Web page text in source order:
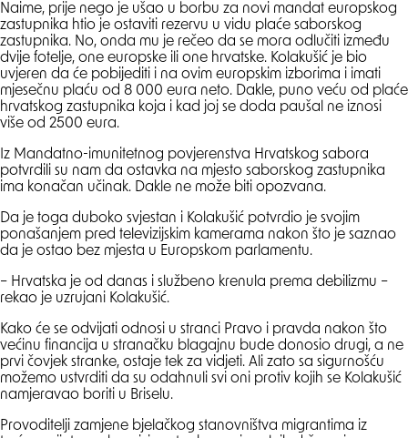
Naime, prije nego je ušao u borbu za novi mandat europskog
zastupnika htio je ostaviti rezervu u vidu plaće saborskog
zastupnika. No, onda mu je rečeo da se mora odlučiti između
dvije fotelje, one europske ili one hrvatske. Kolakušić je bio
uvjeren da će pobijediti i na ovim europskim izborima i imati
mjesečnu plaću od 8 000 eura neto. Dakle, puno veću od plaće
hrvatskog zastupnika koja i kad joj se doda paušal ne iznosi
više od 2500 eura.
Iz Mandatno-imunitetnog povjerenstva Hrvatskog sabora
potvrdili su nam da ostavka na mjesto saborskog zastupnika
ima konačan učinak. Dakle ne može biti opozvana.
Da je toga duboko svjestan i Kolakušić potvrdio je svojim
ponašanjem pred televizijskim kamerama nakon što je saznao
da je ostao bez mjesta u Europskom parlamentu.
– Hrvatska je od danas i službeno krenula prema debilizmu –
rekao je uzrujani Kolakušić.
Kako će se odvijati odnosi u stranci Pravo i pravda nakon što
većinu financija u stranačku blagajnu bude donosio drugi, a ne
prvi čovjek stranke, ostaje tek za vidjeti. Ali zato sa sigurnošću
možemo ustvrditi da su odahnuli svi oni protiv kojih se Kolakušić
namjeravao boriti u Briselu.
Provoditelji zamjene bjelačkog stanovništva migrantima iz